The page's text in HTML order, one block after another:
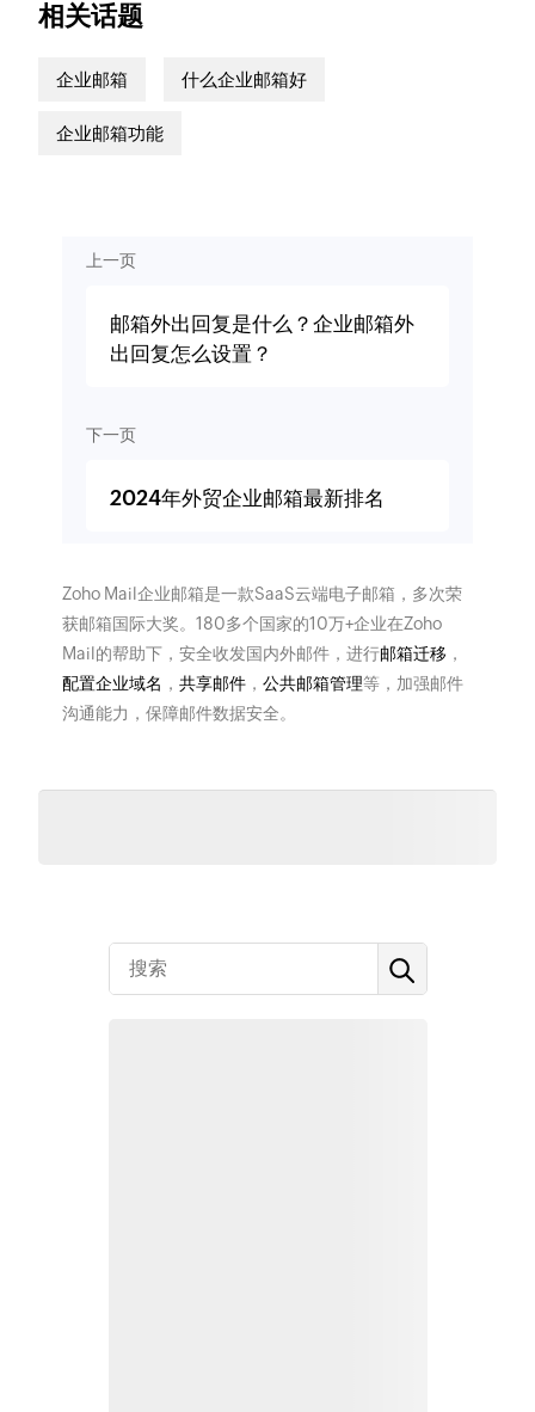
相关话题
企业邮箱 什么企业邮箱好
企业邮箱功能
上一页
邮箱外出回复是什么？企业邮箱外
出回复怎么设置？
下一页
2024年外贸企业邮箱最新排名
Zoho Mail企业邮箱是一款SaaS云端电子邮箱，多次荣
获邮箱国际大奖。180多个国家的10万+企业在Zoho
Mail的帮助下，安全收发国内外邮件，进行邮箱迁移 ，
配置企业域名 ， 共享邮件， 公共邮箱管理等，加强邮件
沟通能力，保障邮件数据安全。